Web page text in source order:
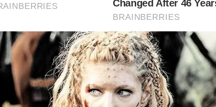
akan menarik kehadiran pencari kerja dalam
“Ini sebenarnya menunjukkan ekonomi
dalam keadaan kukuh sehingga menjadi
destinasi pencarian kerja,”
Artikel Berkaitan: